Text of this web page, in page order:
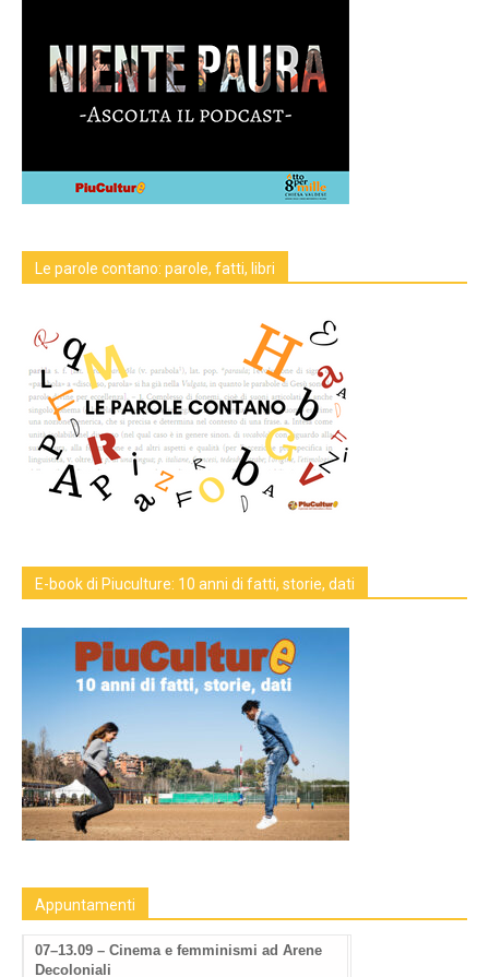
Le parole contano: parole, fatti, libri
E-book di Piuculture: 10 anni di fatti, storie, dati
Appuntamenti
07–13.09 – Cinema e femminismi ad Arene
Decoloniali